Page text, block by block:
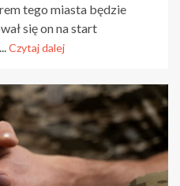
tego miasta będzie
się on na start
Czytaj dalej